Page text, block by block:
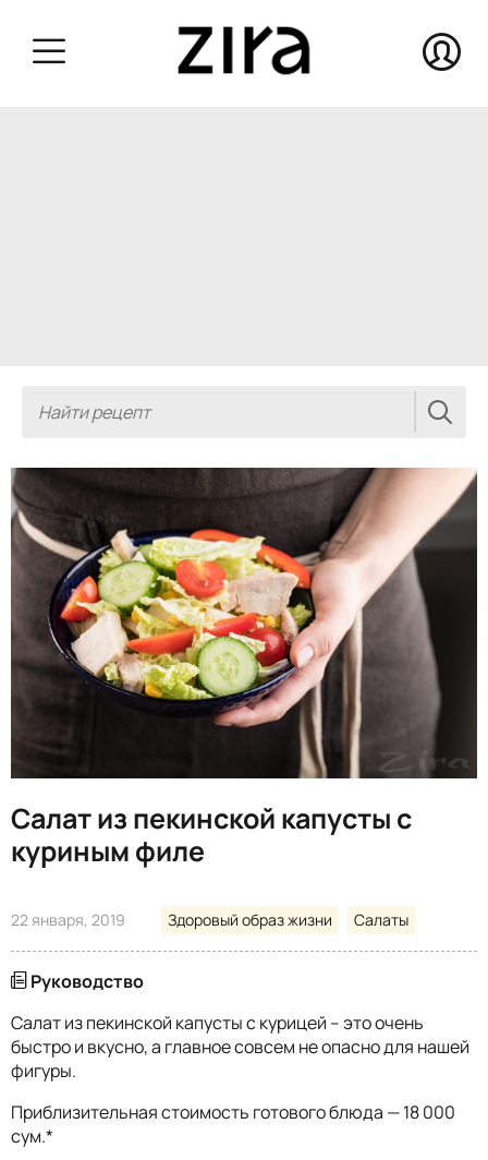
Салат из пекинской капусты с
куриным филе
22 января, 2019 Здоровый образ жизни Салаты
Руководство
Салат из пекинской капусты с курицей – это очень
быстро и вкусно, а главное совсем не опасно для нашей
фигуры.
Приблизительная стоимость готового блюда — 18 000
сум.*